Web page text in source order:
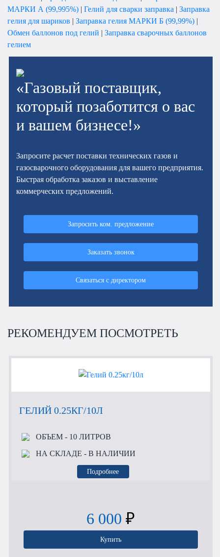
МАРКИ А (99,995%) | Гелий для сварки заправка | Заправка
гелия для шариков | Заправка гелия МАРКИ Б (99,99%) |
Обмен баллонов под гелий | Заправка сварочных баллонов
гелием
«Газовый поставщик,
который позаботится о вас
и вашем бизнесе!»
Запросите расчет поставки технических газов и
газосварочного оборудования для вашего предприятия.
Быстрая обработка заказов и выставление
коммерческих предложений.
Запросить ком. предложение
Заказать звонок
Связаться с директором
РЕКОМЕНДУЕМ ПОСМОТРЕТЬ
ГЕЛИЙ 0.25КГ/10Л
ОБЪЕМ- 10 ЛИТРОВ
НА СКЛАДЕ - В НАЛИЧИИ
Подробнее
6 000 ₽
Купить